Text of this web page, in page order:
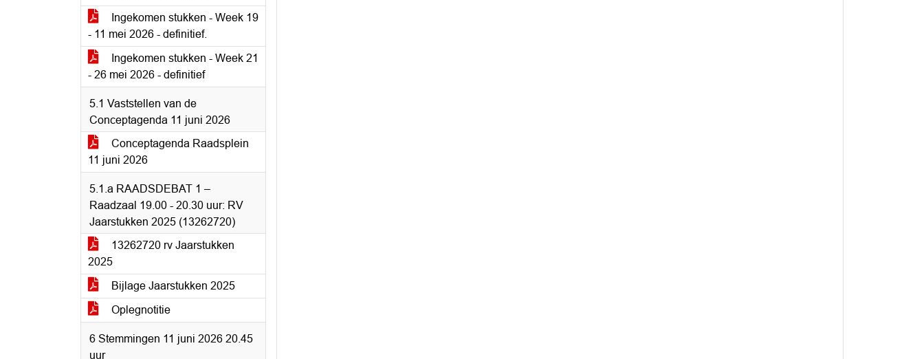
Ingekomen stukken - Week 19
- 11 mei 2026 - definitief.
Ingekomen stukken - Week 21
- 26 mei 2026 - definitief
5.1 Vaststellen van de
Conceptagenda 11 juni 2026
Conceptagenda Raadsplein
11 juni 2026
5.1.a RAADSDEBAT 1 –
Raadzaal 19.00 - 20.30 uur: RV
Jaarstukken 2025 (13262720)
13262720 rv Jaarstukken
2025
Bijlage Jaarstukken 2025
Oplegnotitie
6 Stemmingen 11 juni 2026 20.45
uur